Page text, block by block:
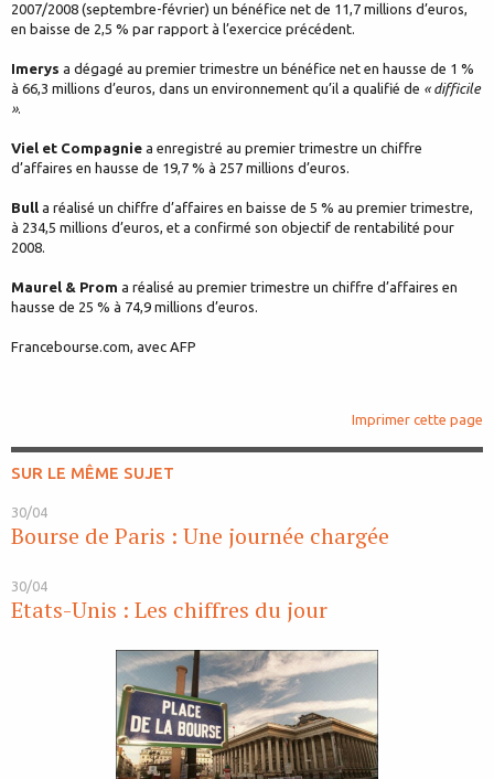
2007/2008 (septembre-février) un bénéfice net de 11,7 millions d’euros,
en baisse de 2,5 % par rapport à l’exercice précédent.
Imerys a dégagé au premier trimestre un bénéfice net en hausse de 1 %
à 66,3 millions d’euros, dans un environnement qu’il a qualifié de « difficile
».
Viel et Compagnie a enregistré au premier trimestre un chiffre
d’affaires en hausse de 19,7 % à 257 millions d’euros.
Bull a réalisé un chiffre d’affaires en baisse de 5 % au premier trimestre,
à 234,5 millions d’euros, et a confirmé son objectif de rentabilité pour
2008.
Maurel & Prom a réalisé au premier trimestre un chiffre d’affaires en
hausse de 25 % à 74,9 millions d’euros.
Francebourse.com, avec AFP
Imprimer cette page
SUR LE MÊME SUJET
30/04
Bourse de Paris : Une journée chargée
30/04
Etats-Unis : Les chiffres du jour